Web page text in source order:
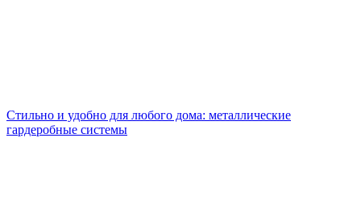
Стильно и удобно для любого дома: металлические
гардеробные системы